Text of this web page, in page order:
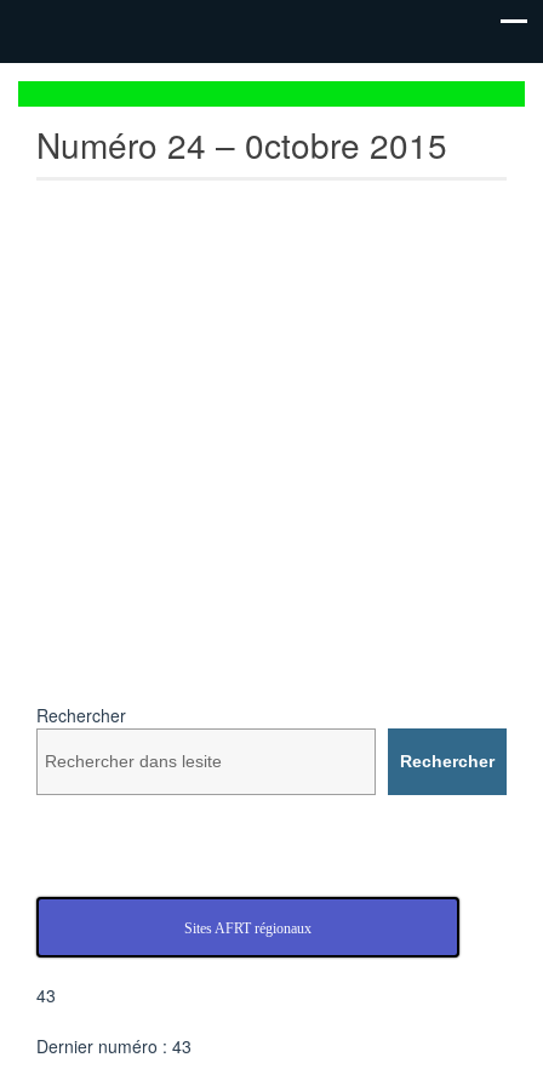
Numéro 24 – 0ctobre 2015
Rechercher
Rechercher
Sites AFRT régionaux
43
Dernier numéro : 43